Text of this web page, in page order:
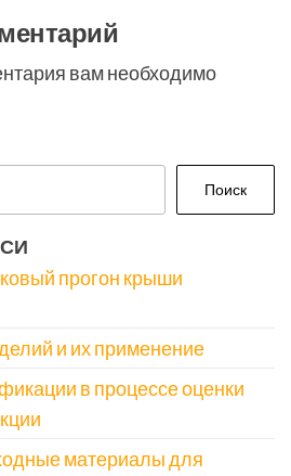
вам необходимо
Поиск
прогон крыши
и их применение
в процессе оценки
материалы для